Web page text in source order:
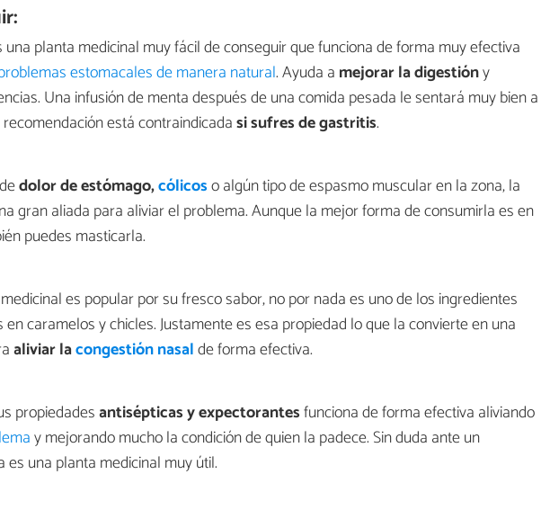
una planta medicinal muy fácil de conseguir que funciona de forma muy efectiva
estomacales de manera natural. Ayuda a mejorar la digestióny
Una infusión de menta después de una comida pesada le sentará muy bien a
está contraindicadasi sufres de gastritis.
dolor de estómago,cólicoso algún tipo de espasmo muscular en la zona, la
gran aliada para aliviar el problema. Aunque la mejor forma de consumirla es en
puedes masticarla.
es popular por su fresco sabor, no por nada es uno de los ingredientes
en caramelos y chicles. Justamente es esa propiedad lo que la convierte en una
aliviar lacongestión nasalde forma efectiva.
propiedadesantisépticas y expectorantesfunciona de forma efectiva aliviando
y mejorando mucho la condición de quien la padece. Sin duda ante un
es una planta medicinal muy útil.